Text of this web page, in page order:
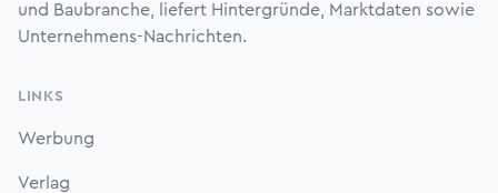
und Baubranche, liefert Hintergründe, Marktdaten sowie
Unternehmens-Nachrichten.
LINKS
Werbung
Verlag